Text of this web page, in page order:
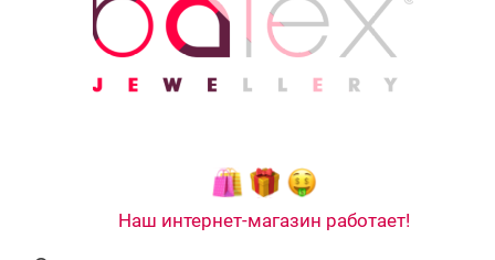
Наш интернет-магазин работает!